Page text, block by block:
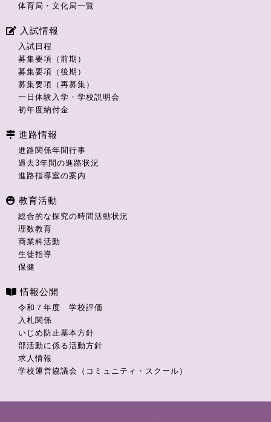
体育局・文化局一覧
入試情報
入試日程
募集要項（前期）
募集要項（後期）
募集要項（再募集）
一日体験入学・学校説明会
初年度納付金
進路情報
進路関係年間行事
過去3年間の進路状況
進路指導室の案内
教育活動
総合的な探究の時間活動状況
理数教育
商業科活動
生徒指導
保健
情報公開
令和７年度 学校評価
入札関係
いじめ防止基本方針
部活動に係る活動方針
求人情報
学校運営協議会（コミュニティ・スクール）